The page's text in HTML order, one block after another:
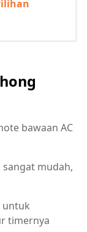
bawaan AC
mudah,
untuk
timernya